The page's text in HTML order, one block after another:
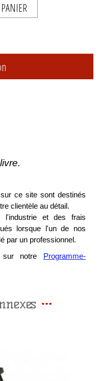
ce site sont destinés
clientèle au détail.
l'industrie et des frais
lorsque l'un de nos
par un professionnel.
sur notre
Programme-